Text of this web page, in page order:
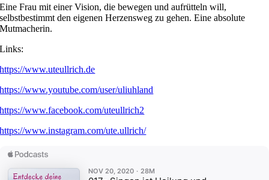
Eine Frau mit einer Vision, die bewegen und aufrütteln will,
selbstbestimmt den eigenen Herzensweg zu gehen. Eine absolute
Mutmacherin.
Links:
https://www.uteullrich.de
https://www.youtube.com/user/uliuhland
https://www.facebook.com/uteullrich2
https://www.instagram.com/ute.ullrich/